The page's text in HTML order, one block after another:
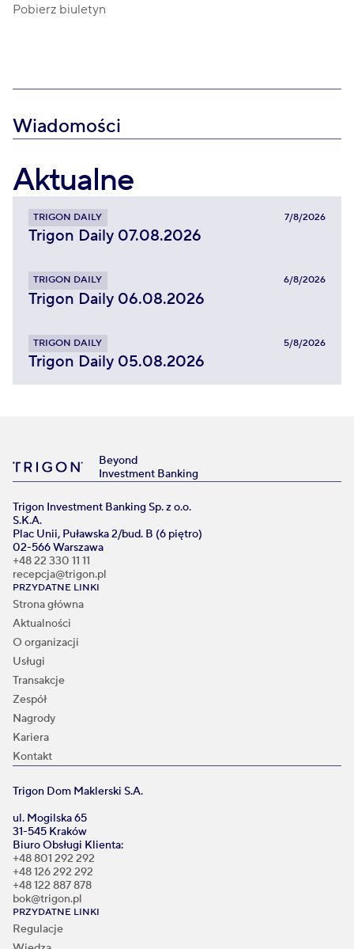
Pobierz biuletyn
Wiadomości
Aktualne
TRIGON DAILY 7/8/2026
Trigon Daily 07.08.2026
TRIGON DAILY 6/8/2026
Trigon Daily 06.08.2026
TRIGON DAILY 5/8/2026
Trigon Daily 05.08.2026
Beyond
Investment Banking
Trigon Investment Banking Sp. z o.o.
S.K.A.
Plac Unii, Puławska 2/bud. B (6 piętro)
02-566 Warszawa
+48 22 330 11 11
recepcja@trigon.pl
PRZYDATNE LINKI
Strona główna
Aktualności
O organizacji
Usługi
Transakcje
Zespół
Nagrody
Kariera
Kontakt
Trigon Dom Maklerski S.A.
ul. Mogilska 65
31-545 Kraków
Biuro Obsługi Klienta:
+48 801 292 292
+48 126 292 292
+48 122 887 878
bok@trigon.pl
PRZYDATNE LINKI
Regulacje